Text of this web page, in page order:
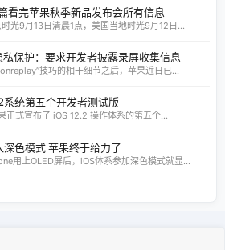
看完苹果秋季新品发布会所有信息
光9月13日清晨1点，美国当地时光9月12日...
保护：要求开发者披露录屏收集信息
技巧的相干细节之后，苹果近日已...
系统第五个开发者测试版
正式宣布了 iOS 12.2 操作体系的第五个...
深色模式 苹果终于给力了
用上OLED屏后，iOS体系参加深色模式就显...